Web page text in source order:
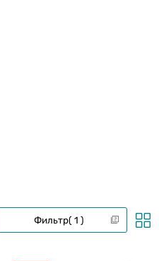
Фильтр 1